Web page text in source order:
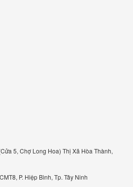
5, Chợ Long Hoa) Thị Xã Hòa Thành,
P. Hiệp Bình, Tp. Tây Ninh